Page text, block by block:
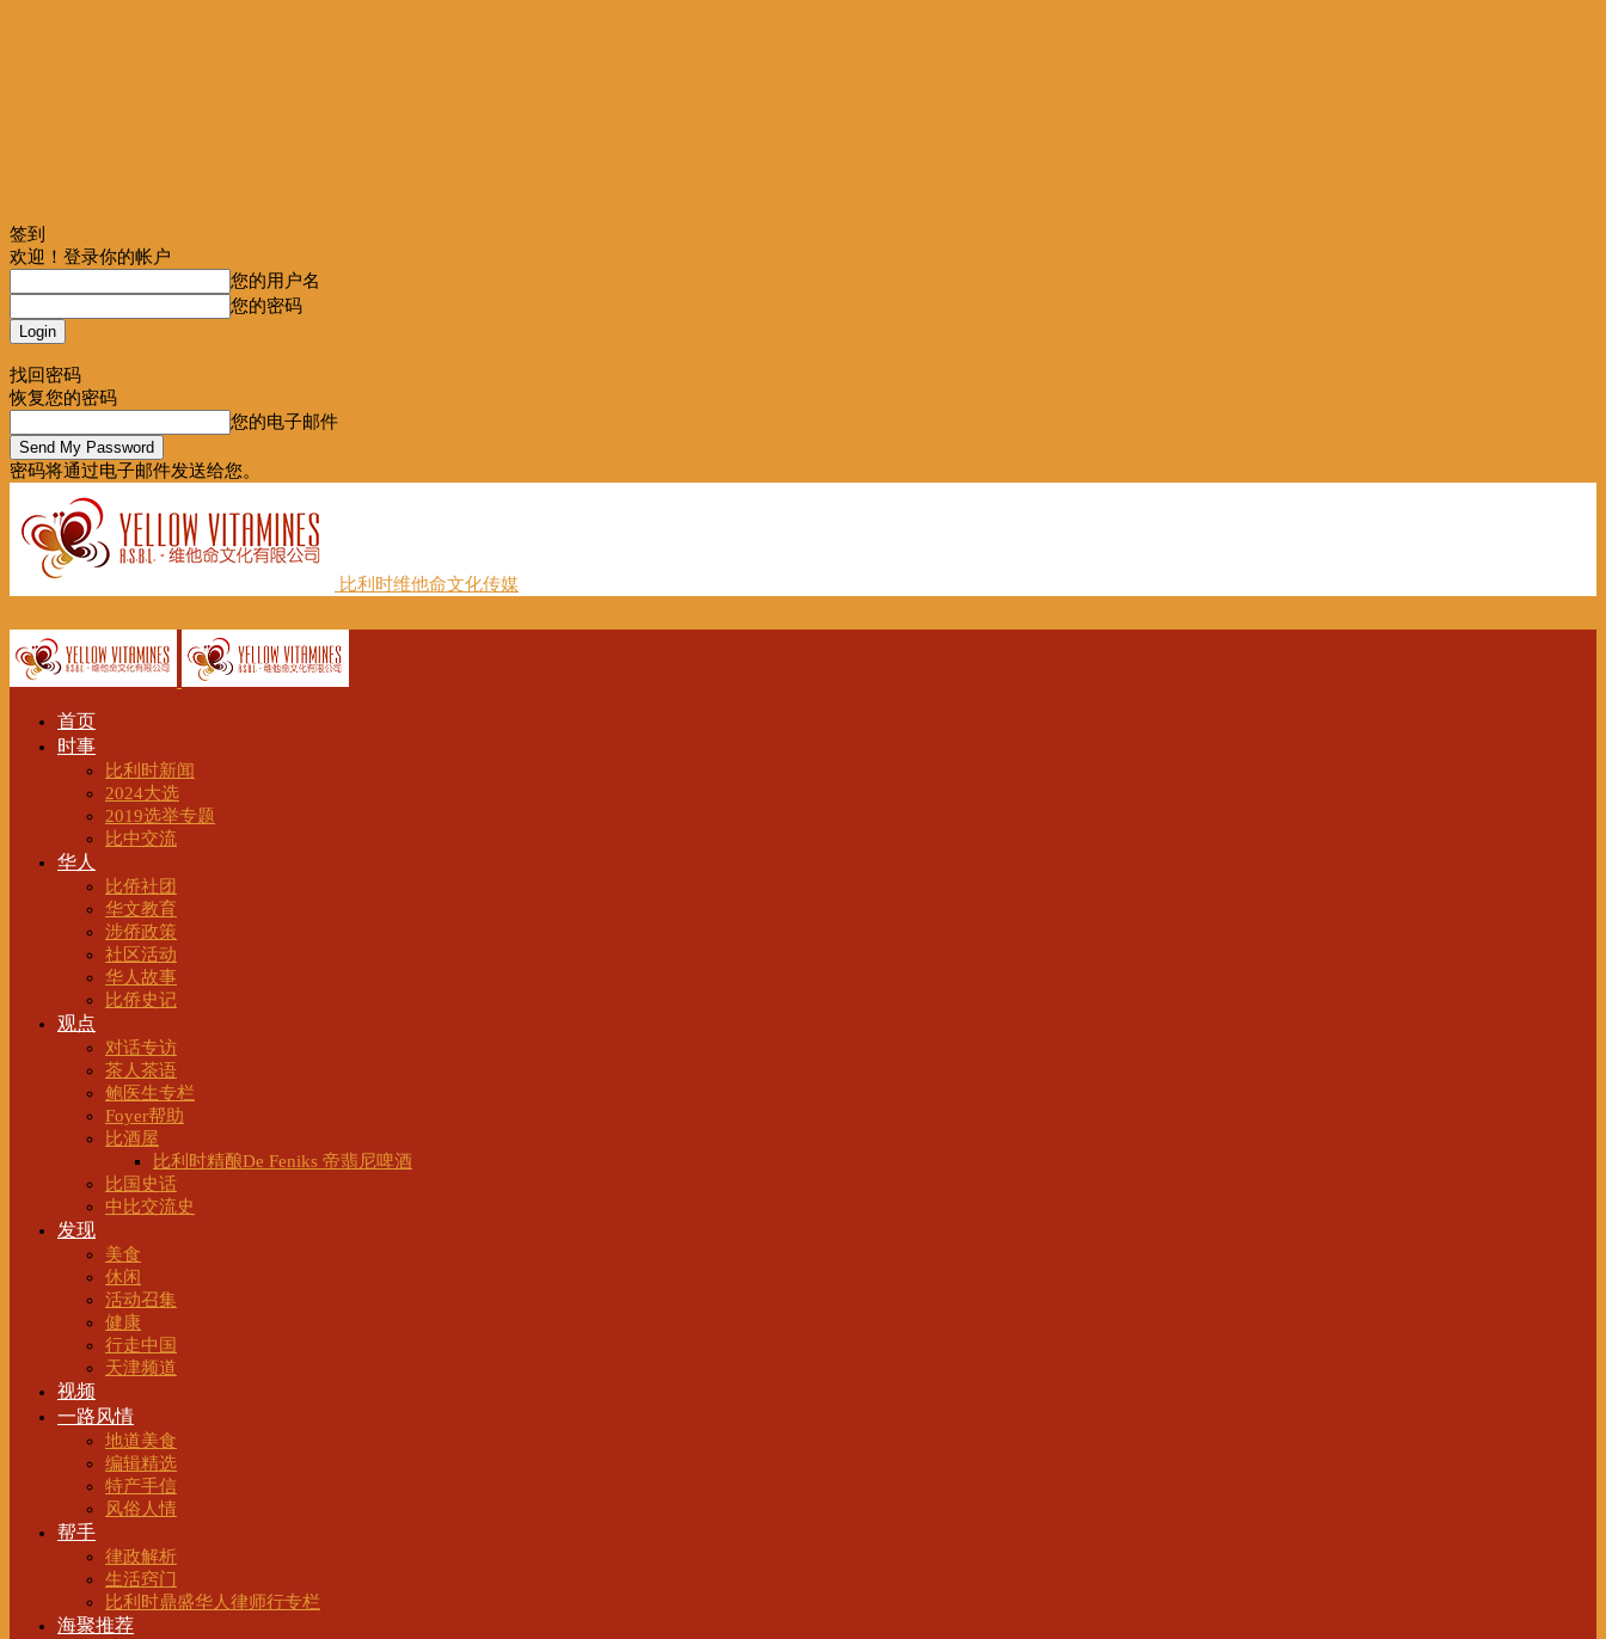
签到
欢迎！登录你的帐户
您的用户名
您的密码
找回密码
恢复您的密码
您的电子邮件
密码将通过电子邮件发送给您。
比利时维他命文化传媒
首页
时事
比利时新闻
2024大选
2019选举专题
比中交流
华人
比侨社团
华文教育
涉侨政策
社区活动
华人故事
比侨史记
观点
对话专访
茶人茶语
鲍医生专栏
Foyer帮助
比酒屋
比利时精酿De Feniks 帝翡尼啤酒
比国史话
中比交流史
发现
美食
休闲
活动召集
健康
行走中国
天津频道
视频
一路风情
地道美食
编辑精选
特产手信
风俗人情
帮手
律政解析
生活窍门
比利时鼎盛华人律师行专栏
海聚推荐